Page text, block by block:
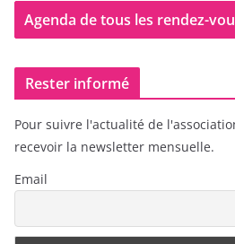
Agenda de tous les rendez-
Rester informé
Pour suivre l'actualité de
recevoir la newsletter mensuelle.
Email